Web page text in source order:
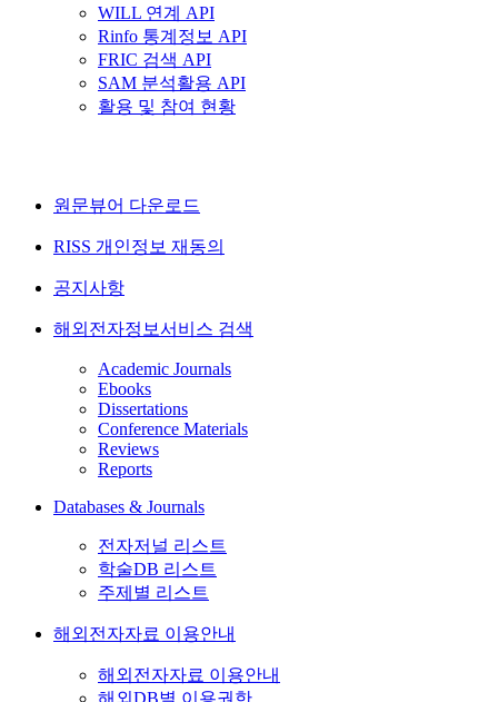
WILL 연계 API
Rinfo 통계정보 API
FRIC 검색 API
SAM 분석활용 API
활용 및 참여 현황
원문뷰어 다운로드
RISS 개인정보 재동의
공지사항
해외전자정보서비스 검색
Academic Journals
Ebooks
Dissertations
Conference Materials
Reviews
Reports
Databases & Journals
전자저널 리스트
학술DB 리스트
주제별 리스트
해외전자자료 이용안내
해외전자자료 이용안내
해외DB별 이용권한